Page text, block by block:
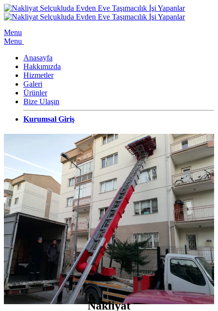
Menu
Menu
Anasayfa
Hakkımızda
Hizmetler
Galeri
Ürünler
Bize Ulaşın
Kurumsal Giriş
Nakliyat